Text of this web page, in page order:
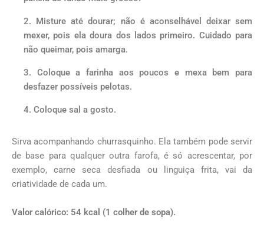
Misture até dourar; não é aconselhável deixar sem
mexer, pois ela doura dos lados primeiro. Cuidado para
não queimar, pois amarga.
Coloque a farinha aos poucos e mexa bem para
desfazer possíveis pelotas.
Coloque sal a gosto.
Sirva acompanhando churrasquinho. Ela também pode servir
de base para qualquer outra farofa, é só acrescentar, por
exemplo, carne seca desfiada ou linguiça frita, vai da
criatividade de cada um.
Valor calórico: 54 kcal (1 colher de sopa).